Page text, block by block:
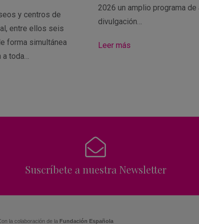
y centros de
entre ellos seis
forma simultánea
a toda…
2026 un amplio programa
divulgación…
Leer más
Suscríbete a nuestra Newsletter
la colaboración de la Fundación Española